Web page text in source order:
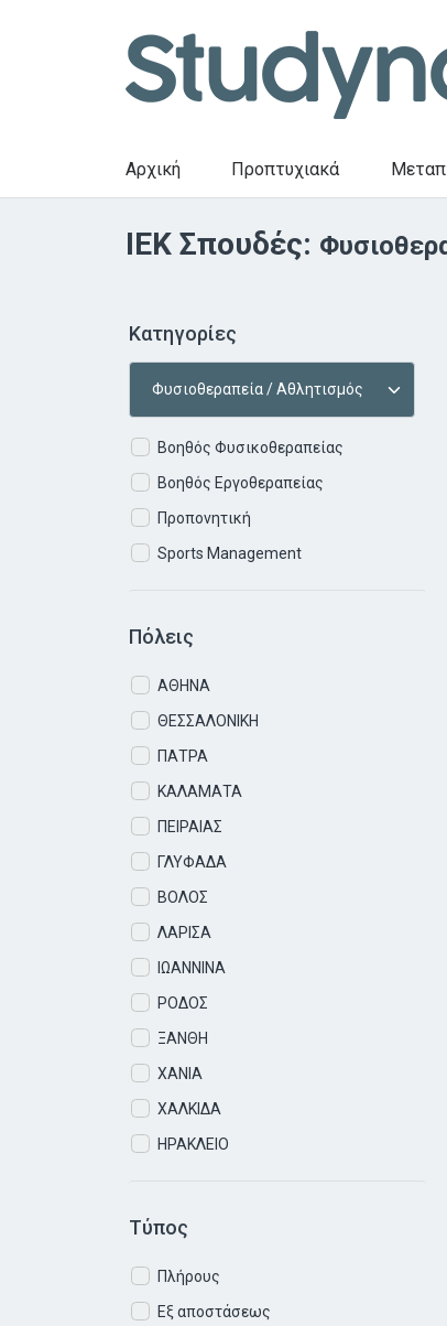
Αρχική Προπτυχιακά
ΙΕΚ Σπουδές:
Κατηγορίες
Βοηθός Φυσικοθεραπείας
Βοηθός Εργοθεραπείας
Προπονητική
Sports Management
Πόλεις
ΑΘΗΝΑ
ΘΕΣΣΑΛΟΝΙΚΗ
ΠΑΤΡΑ
ΚΑΛΑΜΑΤΑ
ΠΕΙΡΑΙΑΣ
ΓΛΥΦΑΔΑ
ΒΟΛΟΣ
ΛΑΡΙΣΑ
ΙΩΑΝΝΙΝΑ
ΡΟΔΟΣ
ΞΑΝΘΗ
ΧΑΝΙΑ
ΧΑΛΚΙΔΑ
ΗΡΑΚΛΕΙΟ
Τύπος
Πλήρους
Εξ αποστάσεως